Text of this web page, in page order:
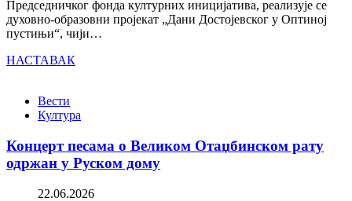
Председничког фонда културних иницијатива, реализује се
духовно-образовни пројекат „Дани Достојевског у Оптиној
пустињи“, чији…
НАСТАВАК
Вести
Култура
Концерт песама о Великом Отаџбинском рату
одржан у Руском дому
22.06.2026